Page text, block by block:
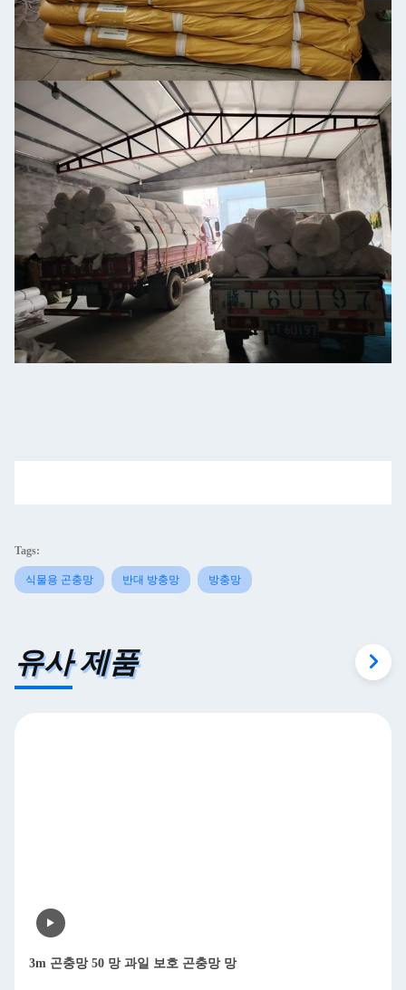
Tags:
식물용 곤충망 반대 방충망 방충망
유사 제품
3m 곤충망 50 망 과일 보호 곤충망 망